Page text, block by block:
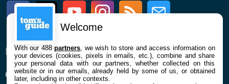
FacebookTwitter Youtube InstagramRSS Newsletter
ENTREPRISE
Qui sommes nous
À PROPOS
La rédaction
Welcome
With our 488partners , we wish to store and access information on
your devices (cookies, pixels in emails, etc.), combine and share
your personal data with our partners, whether collected on this
website or in our emails, already held by some of us, or obtained
later, including in other contexts.